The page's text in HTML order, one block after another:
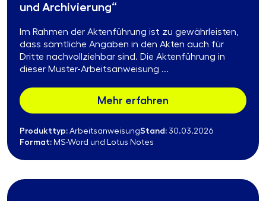
und Archivierung“
Im Rahmen der Aktenführung ist zu gewährleisten,
dass sämtliche Angaben in den Akten auch für
Dritte nachvollziehbar sind. Die Aktenführung in
dieser Muster-Arbeitsanweisung ...
Mehr erfahren
Produkttyp: ArbeitsanweisungStand: 30.03.2026
Format: MS-Word und Lotus Notes